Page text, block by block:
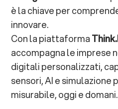
è la chiave per
innovare.
Con la piattaforma
accompagna le imprese
digitali personalizzati,
sensori, AI e simulazione
misurabile, oggi e domani.